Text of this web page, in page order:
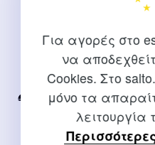
Για αγορές στο
να
Cookies. Στο
μόνο τα
λειτουργία
Για διευκρινίσεις και
Internet
2310 267108
info@salto.gr